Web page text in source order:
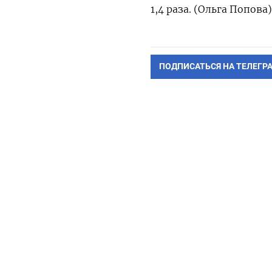
1,4 раза. (Ольга Попова)
ПОДПИСАТЬСЯ НА